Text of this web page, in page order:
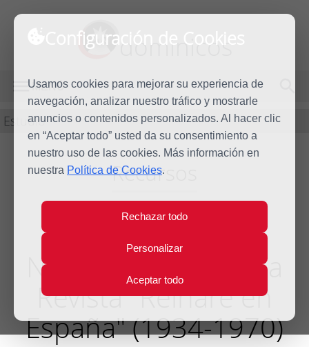
Configuración de Cookies
Usamos cookies para mejorar su experiencia de
navegación, analizar nuestro tráfico y mostrarle
anuncios o contenidos personalizados. Al hacer clic
en “Aceptar todo” usted da su consentimiento a
nuestro uso de las cookies. Más información en
nuestra Política de Cookies.
Rechazar todo
Personalizar
Aceptar todo
dominicos
MENÚ
Estudio
Recursos
Rasgos
Nacionalcatólicos. La
Revista "Reinaré en
España" (1934-1970)